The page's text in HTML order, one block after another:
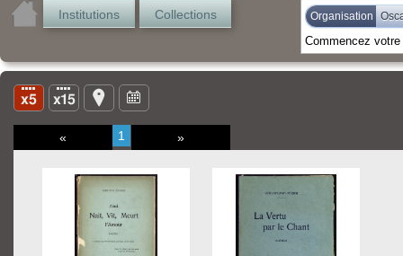
Institutions Collections Organisation
« 1 »